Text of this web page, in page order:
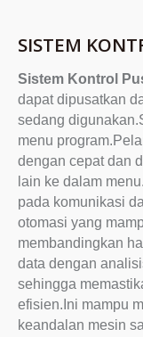
SISTEM
Sistem Kontrol
dapat dipusatkan
sedang
menu
dengan cepat dan
lain ke dalam
pada komunikasi
otomasi yang
membandingkan
data dengan
sehingga
efisien.Ini mampu
keandalan mesin